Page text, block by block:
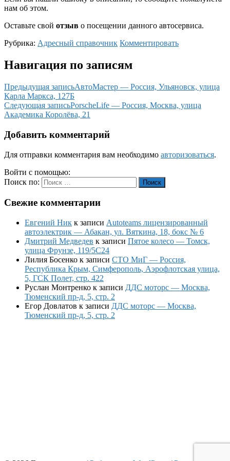
нам об этом.
Оставьте свой отзыв о посещении данного автосервиса.
Рубрика: Адресный справочник Комментировать
Навигация по записям
Предыдущая записьАвтоМастер — Россия, Ульяновск, улица
Карла Маркса, 127Б
Следующая записьPorscheLife — Россия, Москва, улица
Академика Королёва, 21
Добавить комментарий
Для отправки комментария вам необходимо авторизоваться.
Войти с помощью:
Поиск по:
Поиск
Свежие комментарии
Евгений Ник к записи Autoteams лицензированный
автоэлектрик — Абакан, ул. Вяткина, 18, бокс № 6
Дмитрий Медведев к записи Пятое колесо — Томск,
улица Фрунзе, 119/5С24
Лилия Босенко к записи СТО МиГ — Россия,
Республика Крым, Симферополь, Аэрофлотская улица,
5, ГСК Полет, стр. 422
Руслан Монтренко к записи ДДС моторс — Москва,
Тюменский пр-д, 5, стр. 2
Егор Довлатов к записи ДДС моторс — Москва,
Тюменский пр-д, 5, стр. 2